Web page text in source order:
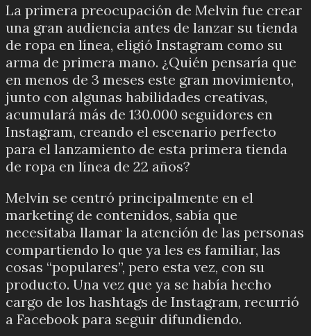
La primera preocupación de Melvin fue crear
una gran audiencia antes de lanzar su tienda
de ropa en línea, eligió Instagram como su
arma de primera mano. ¿Quién pensaría que
en menos de 3 meses este gran movimiento,
junto con algunas habilidades creativas,
acumulará más de 130.000 seguidores en
Instagram, creando el escenario perfecto
para el lanzamiento de esta primera tienda
de ropa en línea de 22 años?
Melvin se centró principalmente en el
marketing de contenidos, sabía que
necesitaba llamar la atención de las personas
compartiendo lo que ya les es familiar, las
cosas “populares”, pero esta vez, con su
producto. Una vez que ya se había hecho
cargo de los hashtags de Instagram, recurrió
a Facebook para seguir difundiendo.